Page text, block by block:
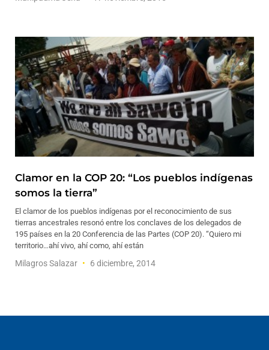
Clamor en la COP 20: “Los pueblos indígenas
somos la tierra”
El clamor de los pueblos indígenas por el reconocimiento de sus
tierras ancestrales resonó entre los conclaves de los delegados de
195 países en la 20 Conferencia de las Partes (COP 20). “Quiero mi
territorio…ahí vivo, ahí como, ahí están
Milagros Salazar 6 diciembre, 2014